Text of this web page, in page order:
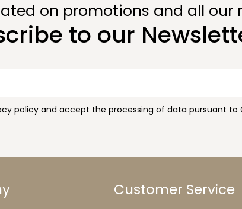
on promotions and all our
to our
policy and accept the processing of data pursuant to
Customer Service